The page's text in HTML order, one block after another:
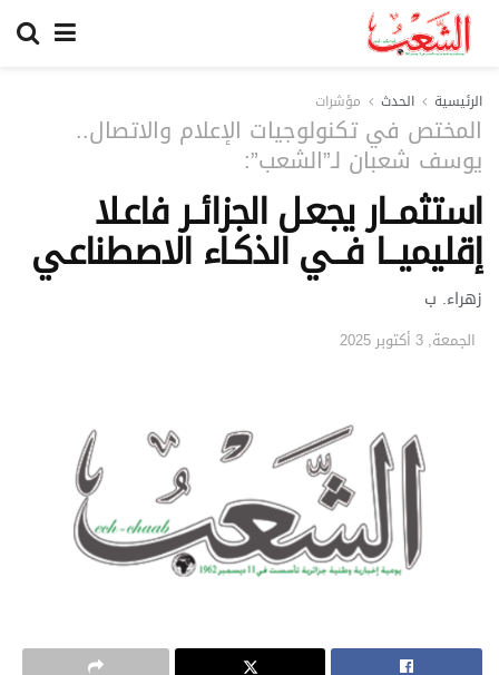
الرئيسية الحدث مؤشرات
المختص في تكنولوجيات الإعلام والاتصال..
يوسف شعبان لـ”الشعب”:
استثمـــار يجعـل الجزائــر فاعـلا
إقليميـــا فـــي الذكـاء الاصطناعـي
زهراء. ب
الجمعة, 3 أكتوبر 2025